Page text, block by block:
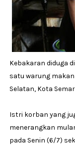
Kebakaran diduga
satu warung
Selatan, Kota
Istri korban yang
menerangkan
pada Senin (6/7)